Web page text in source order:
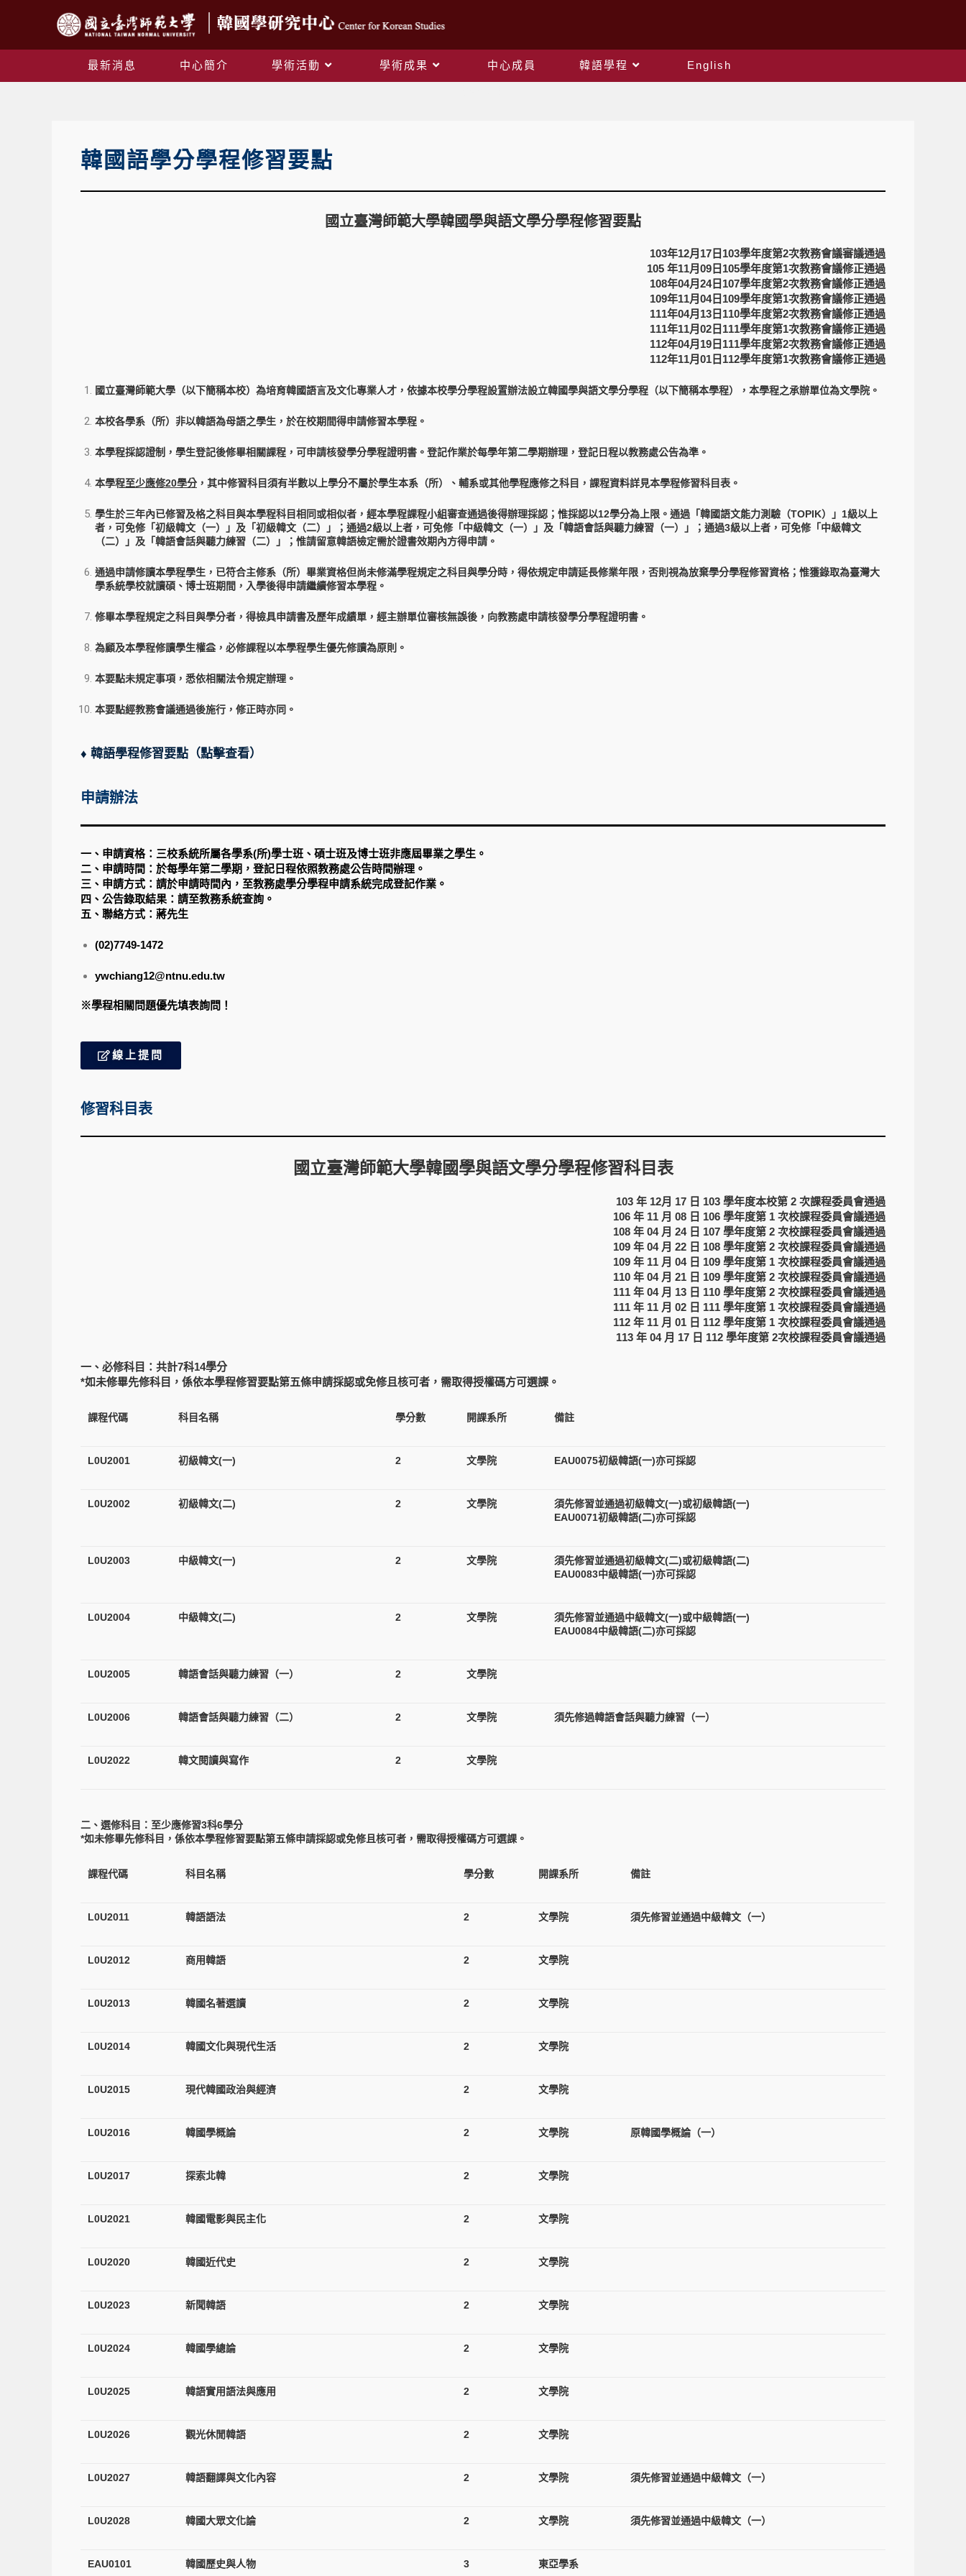
最新消息 中心簡介 學術活動 學術成果 中心成員 韓語學程 English
韓國語學分學程修習要點
國立臺灣師範大學韓國學與語文學分學程修習要點
103年12月17日103學年度第2次教務會議審議通過
105 年11月09日105學年度第1次教務會議修正通過
108年04月24日107學年度第2次教務會議修正通過
109年11月04日109學年度第1次教務會議修正通過
111年04月13日110學年度第2次教務會議修正通過
111年11月02日111學年度第1次教務會議修正通過
112年04月19日111學年度第2次教務會議修正通過
112年11月01日112學年度第1次教務會議修正通過
國立臺灣師範大學（以下簡稱本校）為培育韓國語言及文化專業人才，依據本校學分學程設置辦法設立韓國學與語文學分學程（以下簡稱本學程），本學程之承辦單位為文學院。
本校各學系（所）非以韓語為母語之學生，於在校期間得申請修習本學程。
本學程採認證制，學生登記後修畢相關課程，可申請核發學分學程證明書。登記作業於每學年第二學期辦理，登記日程以教務處公告為準。
本學程至少應修20學分 ，其中修習科目須有半數以上學分不屬於學生本系（所）、輔系或其他學程應修之科目，課程資料詳見本學程修習科目表。
學生於三年內已修習及格之科目與本學程科目相同或相似者，經本學程課程小組審查通過後得辦理採認；惟採認以12學分為上限。通過「韓國語文能力測驗（TOPIK）」1級以上
者，可免修「初級韓文（一）」及「初級韓文（二）」；通過2級以上者，可免修「中級韓文（一）」及「韓語會話與聽力練習（一）」；通過3級以上者，可免修「中級韓文
（二）」及「韓語會話與聽力練習（二）」；惟請留意韓語檢定需於證書效期內方得申請 。
通過申請修讀本學程學生，已符合主修系（所）畢業資格但尚未修滿學程規定之科目與學分時，得依規定申請延長修業年限，否則視為放棄學分學程修習資格；惟獲錄取為臺灣大
學系統學校就讀碩、博士班期間，入學後得申請繼續修習本學程。
修畢本學程規定之科目與學分者，得檢具申請書及歷年成績單，經主辦單位審核無誤後，向教務處申請核發學分學程證明書。
為顧及本學程修讀學生權益，必修課程以本學程學生優先修讀為原則。
本要點未規定事項，悉依相關法令規定辦理。
本要點經教務會議通過後施行，修正時亦同。
♦ 韓語學程修習要點（點擊查看）
申請辦法
一、申請資格：三校系統所屬各學系(所)學士班、碩士班及博士班非應屆畢業之學生。
二、申請時間：於每學年第二學期，登記日程依照教務處公告時間辦理。
三、申請方式：請於申請時間內，至教務處學分學程申請系統完成登記作業。
四、公告錄取結果：請至教務系統查詢。
五、聯絡方式：蔣先生
(02)7749-1472
ywchiang12@ntnu.edu.tw
※學程相關問題優先填表詢問！
線上提問
修習科目表
國立臺灣師範大學韓國學與語文學分學程修習科目表
103 年 12月 17 日 103 學年度本校第 2 次課程委員會通過
106 年 11 月 08 日 106 學年度第 1 次校課程委員會議通過
108 年 04 月 24 日 107 學年度第 2 次校課程委員會議通過
109 年 04 月 22 日 108 學年度第 2 次校課程委員會議通過
109 年 11 月 04 日 109 學年度第 1 次校課程委員會議通過
110 年 04 月 21 日 109 學年度第 2 次校課程委員會議通過
111 年 04 月 13 日 110 學年度第 2 次校課程委員會議通過
111 年 11 月 02 日 111 學年度第 1 次校課程委員會議通過
112 年 11 月 01 日 112 學年度第 1 次校課程委員會議通過
113 年 04 月 17 日 112 學年度第 2次校課程委員會議通過
一、必修科目：共計7科14學分
*如未修畢先修科目，係依本學程修習要點第五條申請採認或免修且核可者，需取得授權碼方可選課。
課程代碼 科目名稱 學分數 開課系所 備註
L0U2001 初級韓文(一) 2 文學院 EAU0075初級韓語(一)亦可採認
L0U2002 初級韓文(二) 2 文學院
須先修習並通過初級韓文(一)或初級韓語(一)
EAU0071初級韓語(二)亦可採認
L0U2003 中級韓文(一) 2 文學院
須先修習並通過初級韓文(二)或初級韓語(二)
EAU0083中級韓語(一)亦可採認
L0U2004 中級韓文(二) 2 文學院
須先修習並通過中級韓文(一)或中級韓語(一)
EAU0084中級韓語(二)亦可採認
L0U2005 韓語會話與聽力練習（一） 2 文學院
L0U2006 韓語會話與聽力練習（二） 2 文學院 須先修過韓語會話與聽力練習（一）
L0U2022 韓文閱讀與寫作 2 文學院
二、選修科目：至少應修習3科6學分
*如未修畢先修科目，係依本學程修習要點第五條申請採認或免修且核可者，需取得授權碼方可選課。
課程代碼 科目名稱 學分數 開課系所 備註
L0U2011 韓語語法 2 文學院 須先修習並通過中級韓文（一）
L0U2012 商用韓語 2 文學院
L0U2013 韓國名著選讀 2 文學院
L0U2014 韓國文化與現代生活 2 文學院
L0U2015 現代韓國政治與經濟 2 文學院
L0U2016 韓國學概論 2 文學院 原韓國學概論（一）
L0U2017 探索北韓 2 文學院
L0U2021 韓國電影與民主化 2 文學院
L0U2020 韓國近代史 2 文學院
L0U2023 新聞韓語 2 文學院
L0U2024 韓國學總論 2 文學院
L0U2025 韓語實用語法與應用 2 文學院
L0U2026 觀光休閒韓語 2 文學院
L0U2027 韓語翻譯與文化內容 2 文學院 須先修習並通過中級韓文（一）
L0U2028 韓國大眾文化論 2 文學院 須先修習並通過中級韓文（一）
EAU0101 韓國歷史與人物 3 東亞學系